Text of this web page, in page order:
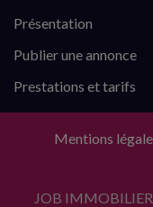
Présentation
Publier une annonce
Prestations et tarifs
JOB IMMOBILIER
Mentions